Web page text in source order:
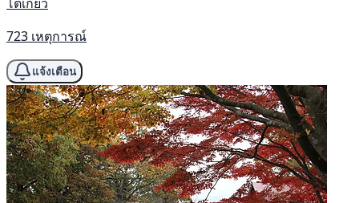
723 เหตุการณ์
แจ้งเตือน